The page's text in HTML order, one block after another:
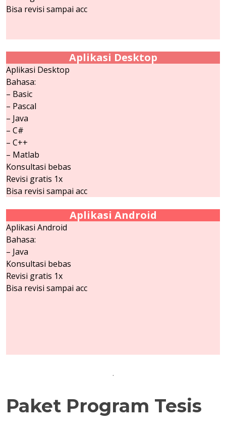
Bisa revisi sampai acc
Aplikasi Desktop
Aplikasi Desktop
Bahasa:
– Basic
– Pascal
– Java
– C#
– C++
– Matlab
Konsultasi bebas
Revisi gratis 1x
Bisa revisi sampai acc
Aplikasi Android
Aplikasi Android
Bahasa:
– Java
Konsultasi bebas
Revisi gratis 1x
Bisa revisi sampai acc
.
Paket Program Tesis